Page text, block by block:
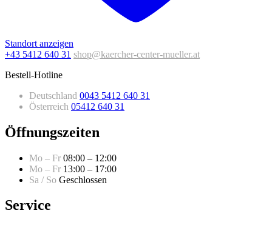
Standort anzeigen
+43 5412 640 31 shop@kaercher-center-mueller.at
Bestell-Hotline
Deutschland 0043 5412 640 31
Österreich 05412 640 31
Öffnungszeiten
Mo – Fr 08:00 – 12:00
Mo – Fr 13:00 – 17:00
Sa / So Geschlossen
Service